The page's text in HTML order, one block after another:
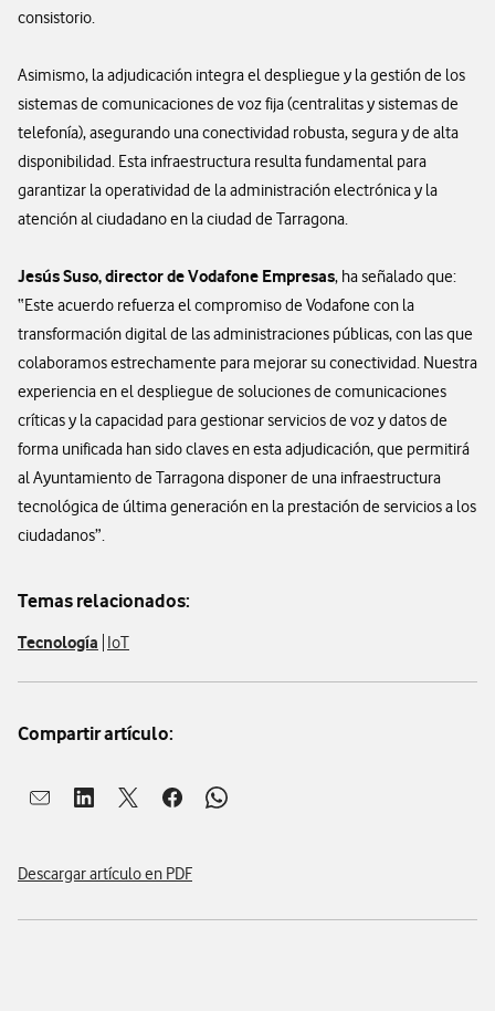
consistorio.
Asimismo, la adjudicación integra el despliegue y la gestión de los
sistemas de comunicaciones de voz fija (centralitas y sistemas de
telefonía), asegurando una conectividad robusta, segura y de alta
disponibilidad. Esta infraestructura resulta fundamental para
garantizar la operatividad de la administración electrónica y la
atención al ciudadano en la ciudad de Tarragona.
Jesús Suso, director de Vodafone Empresas, ha señalado que:
“Este acuerdo refuerza el compromiso de Vodafone con la
transformación digital de las administraciones públicas, con las que
colaboramos estrechamente para mejorar su conectividad. Nuestra
experiencia en el despliegue de soluciones de comunicaciones
críticas y la capacidad para gestionar servicios de voz y datos de
forma unificada han sido claves en esta adjudicación, que permitirá
al Ayuntamiento de Tarragona disponer de una infraestructura
tecnológica de última generación en la prestación de servicios a los
ciudadanos”.
Temas relacionados:
Tecnología IoT
Compartir artículo:
Abrir ventana para compartir en mail
Abrir ventana para compartir en linkedin
Abrir ventana para compartir en twitter
Abrir ventana para compartir en facebook
Abrir ventana para compartir en
Descargar artículo en PDF